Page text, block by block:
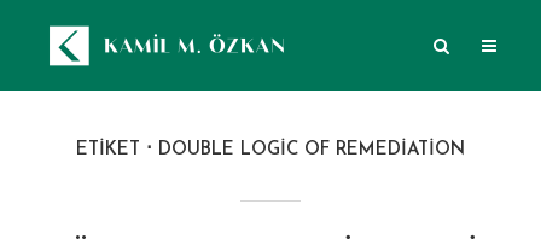
ETIKET DOUBLE LOGIC OF REMEDIATION